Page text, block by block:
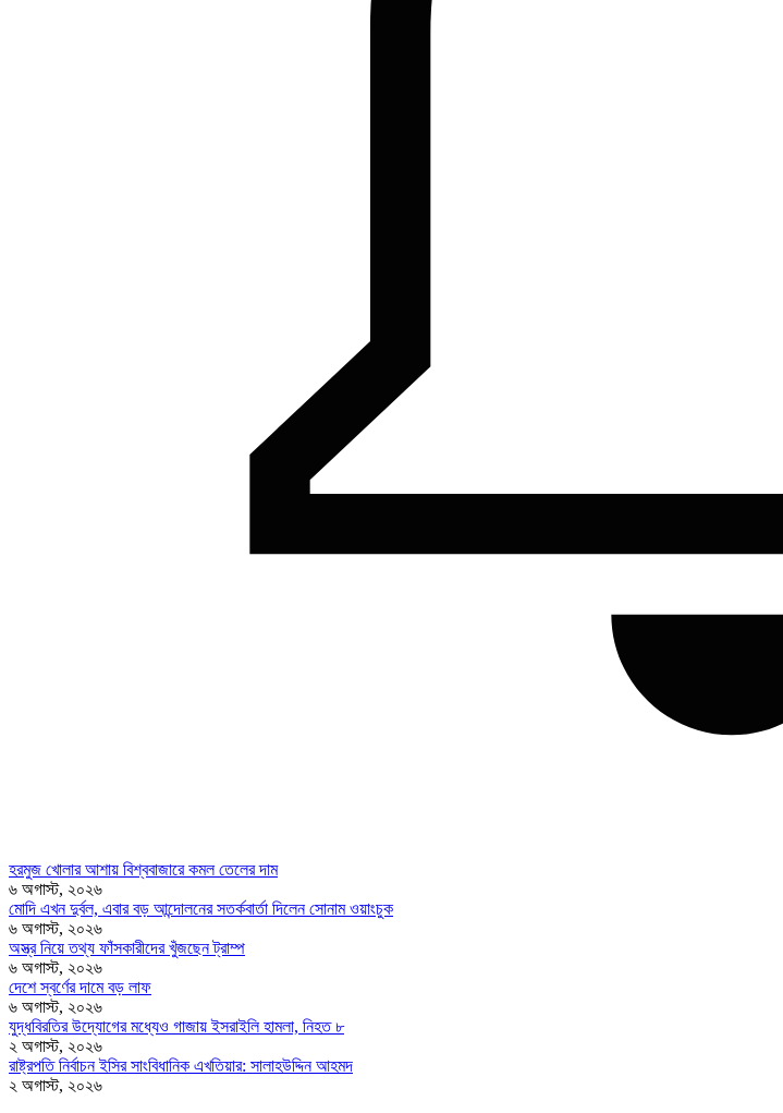
হরমুজ খোলার আশায় বিশ্ববাজারে কমল তেলের দাম
৬ অগাস্ট, ২০২৬
মোদি এখন দুর্বল, এবার বড় আন্দোলনের সতর্কবার্তা দিলেন সোনাম ওয়াংচুক
৬ অগাস্ট, ২০২৬
অস্ত্র নিয়ে তথ্য ফাঁসকারীদের খুঁজছেন ট্রাম্প
৬ অগাস্ট, ২০২৬
দেশে স্বর্ণের দামে বড় লাফ
৬ অগাস্ট, ২০২৬
যুদ্ধবিরতির উদ্যোগের মধ্যেও গাজায় ইসরাইলি হামলা, নিহত ৮
২ অগাস্ট, ২০২৬
রাষ্ট্রপতি নির্বাচন ইসির সাংবিধানিক এখতিয়ার: সালাহউদ্দিন আহমদ
২ অগাস্ট, ২০২৬